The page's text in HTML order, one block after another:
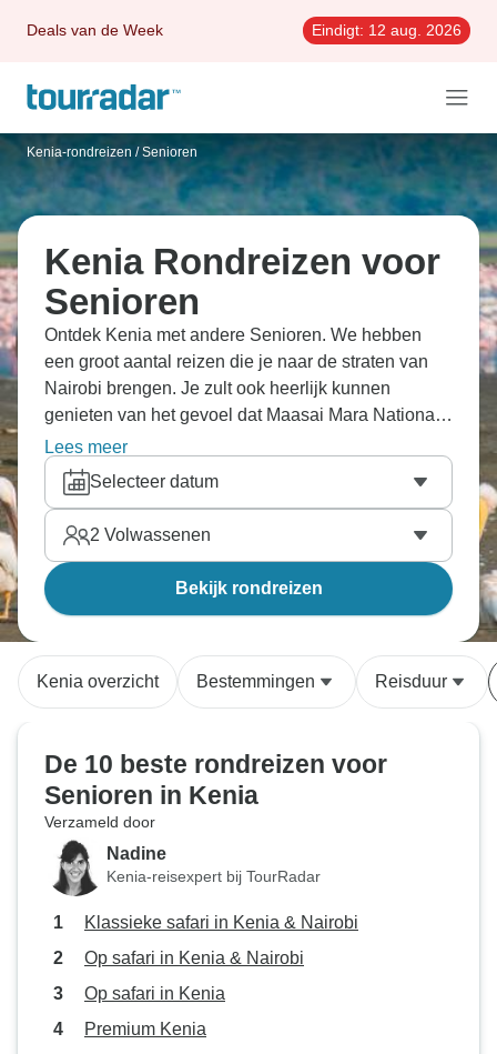
Deals van de Week Eindigt: 12 aug. 2026
Kenia-rondreizen / Senioren
Kenia Rondreizen voor
Senioren
Ontdek Kenia met andere Senioren. We hebben
een groot aantal reizen die je naar de straten van
Nairobi brengen. Je zult ook heerlijk kunnen
genieten van het gevoel dat Maasai Mara Nationaal
Reservaat je geeft.
Lees meer
Selecteer datum
2 Volwassenen
Bekijk rondreizen
Kenia overzicht Bestemmingen Reisduur
De 10 beste rondreizen voor
Senioren in Kenia
Verzameld door
Nadine
Kenia-reisexpert bij TourRadar
Klassieke safari in Kenia & Nairobi
Op safari in Kenia & Nairobi
Op safari in Kenia
Premium Kenia